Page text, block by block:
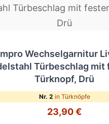
Wechselgarnitur
Türbeschlag mit
Türknopf, Drü
Nr. 2 in Türknöpfe
23,90 €